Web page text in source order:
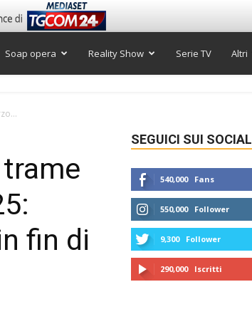
Soap opera Reality Show Serie TV Altri
fin di
SEGUICI SUI SOCIAL
540,000 Fans
550,000 Follower
9,300 Follower
290,000 Iscritti